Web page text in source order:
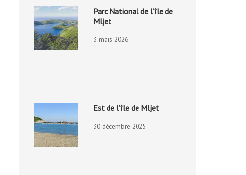
Parc National de l’île de
Mljet
3 mars 2026
Est de l’île de Mljet
30 décembre 2025